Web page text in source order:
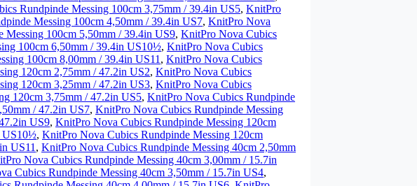
Rundpinde Messing 100cm 3,75mm / 39.4in US5, KnitPro
Messing 100cm 4,50mm / 39.4in US7, KnitPro Nova
100cm 5,50mm / 39.4in US9, KnitPro Nova Cubics
100cm 6,50mm / 39.4in US10½, KnitPro Nova Cubics
100cm 8,00mm / 39.4in US11 , KnitPro Nova Cubics
120cm 2,75mm / 47.2in US2, KnitPro Nova Cubics
120cm 3,25mm / 47.2in US3, KnitPro Nova Cubics
120cm 3,75mm / 47.2in US5, KnitPro Nova Cubics Rundpinde
/ 47.2in US7, KnitPro Nova Cubics Rundpinde Messing
US9, KnitPro Nova Cubics Rundpinde Messing 120cm
US10½, KnitPro Nova Cubics Rundpinde Messing 120cm
US11 , KnitPro Nova Cubics Rundpinde Messing 40cm 2,50mm
Nova Cubics Rundpinde Messing 40cm 3,00mm / 15.7in
Cubics Rundpinde Messing 40cm 3,50mm / 15.7in US4,